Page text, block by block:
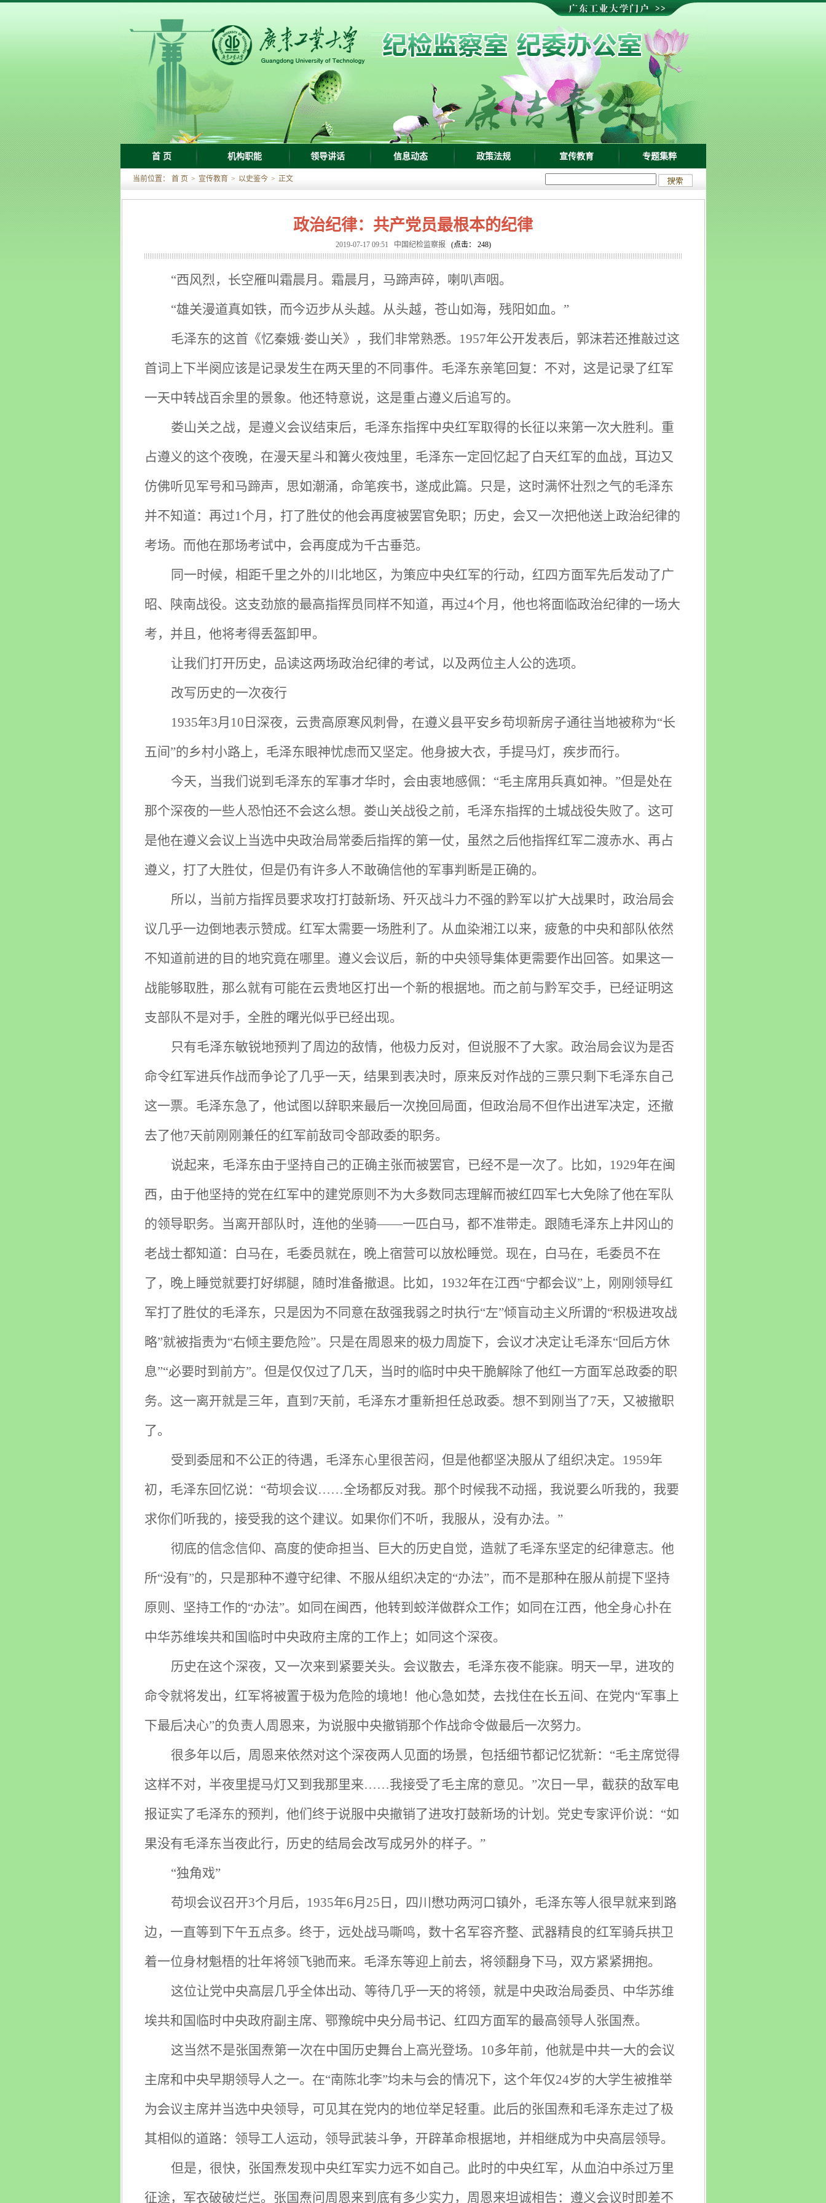
首 页 机构职能 领导讲话 信息动态 政策法规 宣传教育 专题集粹
当前位置： 首 页 > 宣传教育 > 以史鉴今 > 正文
政治纪律：共产党员最根本的纪律
2019-07-17 09:51 中国纪检监察报 (点击： 248)
“西风烈，长空雁叫霜晨月。霜晨月，马蹄声碎，喇叭声咽。
“雄关漫道真如铁，而今迈步从头越。从头越，苍山如海，残阳如血。”
毛泽东的这首《忆秦娥·娄山关》，我们非常熟悉。1957年公开发表后，郭沫若还推敲过这
首词上下半阕应该是记录发生在两天里的不同事件。毛泽东亲笔回复：不对，这是记录了红军
一天中转战百余里的景象。他还特意说，这是重占遵义后追写的。
娄山关之战，是遵义会议结束后，毛泽东指挥中央红军取得的长征以来第一次大胜利。重
占遵义的这个夜晚，在漫天星斗和篝火夜烛里，毛泽东一定回忆起了白天红军的血战，耳边又
仿佛听见军号和马蹄声，思如潮涌，命笔疾书，遂成此篇。只是，这时满怀壮烈之气的毛泽东
并不知道：再过1个月，打了胜仗的他会再度被罢官免职；历史，会又一次把他送上政治纪律的
考场。而他在那场考试中，会再度成为千古垂范。
同一时候，相距千里之外的川北地区，为策应中央红军的行动，红四方面军先后发动了广
昭、陕南战役。这支劲旅的最高指挥员同样不知道，再过4个月，他也将面临政治纪律的一场大
考，并且，他将考得丢盔卸甲。
让我们打开历史，品读这两场政治纪律的考试，以及两位主人公的选项。
改写历史的一次夜行
1935年3月10日深夜，云贵高原寒风刺骨，在遵义县平安乡苟坝新房子通往当地被称为“长
五间”的乡村小路上，毛泽东眼神忧虑而又坚定。他身披大衣，手提马灯，疾步而行。
今天，当我们说到毛泽东的军事才华时，会由衷地感佩：“毛主席用兵真如神。”但是处在
那个深夜的一些人恐怕还不会这么想。娄山关战役之前，毛泽东指挥的土城战役失败了。这可
是他在遵义会议上当选中央政治局常委后指挥的第一仗，虽然之后他指挥红军二渡赤水、再占
遵义，打了大胜仗，但是仍有许多人不敢确信他的军事判断是正确的。
所以，当前方指挥员要求攻打打鼓新场、歼灭战斗力不强的黔军以扩大战果时，政治局会
议几乎一边倒地表示赞成。红军太需要一场胜利了。从血染湘江以来，疲惫的中央和部队依然
不知道前进的目的地究竟在哪里。遵义会议后，新的中央领导集体更需要作出回答。如果这一
战能够取胜，那么就有可能在云贵地区打出一个新的根据地。而之前与黔军交手，已经证明这
支部队不是对手，全胜的曙光似乎已经出现。
只有毛泽东敏锐地预判了周边的敌情，他极力反对，但说服不了大家。政治局会议为是否
命令红军进兵作战而争论了几乎一天，结果到表决时，原来反对作战的三票只剩下毛泽东自己
这一票。毛泽东急了，他试图以辞职来最后一次挽回局面，但政治局不但作出进军决定，还撤
去了他7天前刚刚兼任的红军前敌司令部政委的职务。
说起来，毛泽东由于坚持自己的正确主张而被罢官，已经不是一次了。比如，1929年在闽
西，由于他坚持的党在红军中的建党原则不为大多数同志理解而被红四军七大免除了他在军队
的领导职务。当离开部队时，连他的坐骑——一匹白马，都不准带走。跟随毛泽东上井冈山的
老战士都知道：白马在，毛委员就在，晚上宿营可以放松睡觉。现在，白马在，毛委员不在
了，晚上睡觉就要打好绑腿，随时准备撤退。比如，1932年在江西“宁都会议”上，刚刚领导红
军打了胜仗的毛泽东，只是因为不同意在敌强我弱之时执行“左”倾盲动主义所谓的“积极进攻战
略”就被指责为“右倾主要危险”。只是在周恩来的极力周旋下，会议才决定让毛泽东“回后方休
息”“必要时到前方”。但是仅仅过了几天，当时的临时中央干脆解除了他红一方面军总政委的职
务。这一离开就是三年，直到7天前，毛泽东才重新担任总政委。想不到刚当了7天，又被撤职
了。
受到委屈和不公正的待遇，毛泽东心里很苦闷，但是他都坚决服从了组织决定。1959年
初，毛泽东回忆说：“苟坝会议……全场都反对我。那个时候我不动摇，我说要么听我的，我要
求你们听我的，接受我的这个建议。如果你们不听，我服从，没有办法。”
彻底的信念信仰、高度的使命担当、巨大的历史自觉，造就了毛泽东坚定的纪律意志。他
所“没有”的，只是那种不遵守纪律、不服从组织决定的“办法”，而不是那种在服从前提下坚持
原则、坚持工作的“办法”。如同在闽西，他转到蛟洋做群众工作；如同在江西，他全身心扑在
中华苏维埃共和国临时中央政府主席的工作上；如同这个深夜。
历史在这个深夜，又一次来到紧要关头。会议散去，毛泽东夜不能寐。明天一早，进攻的
命令就将发出，红军将被置于极为危险的境地！他心急如焚，去找住在长五间、在党内“军事上
下最后决心”的负责人周恩来，为说服中央撤销那个作战命令做最后一次努力。
很多年以后，周恩来依然对这个深夜两人见面的场景，包括细节都记忆犹新：“毛主席觉得
这样不对，半夜里提马灯又到我那里来……我接受了毛主席的意见。”次日一早，截获的敌军电
报证实了毛泽东的预判，他们终于说服中央撤销了进攻打鼓新场的计划。党史专家评价说：“如
果没有毛泽东当夜此行，历史的结局会改写成另外的样子。”
“独角戏”
苟坝会议召开3个月后，1935年6月25日，四川懋功两河口镇外，毛泽东等人很早就来到路
边，一直等到下午五点多。终于，远处战马嘶鸣，数十名军容齐整、武器精良的红军骑兵拱卫
着一位身材魁梧的壮年将领飞驰而来。毛泽东等迎上前去，将领翻身下马，双方紧紧拥抱。
这位让党中央高层几乎全体出动、等待几乎一天的将领，就是中央政治局委员、中华苏维
埃共和国临时中央政府副主席、鄂豫皖中央分局书记、红四方面军的最高领导人张国焘。
这当然不是张国焘第一次在中国历史舞台上高光登场。10多年前，他就是中共一大的会议
主席和中央早期领导人之一。在“南陈北李”均未与会的情况下，这个年仅24岁的大学生被推举
为会议主席并当选中央领导，可见其在党内的地位举足轻重。此后的张国焘和毛泽东走过了极
其相似的道路：领导工人运动，领导武装斗争，开辟革命根据地，并相继成为中央高层领导。
但是，很快，张国焘发现中央红军实力远不如自己。此时的中央红军，从血泊中杀过万里
征途，军衣破破烂烂。张国焘问周恩来到底有多少实力，周恩来坦诚相告：遵义会议时即差不